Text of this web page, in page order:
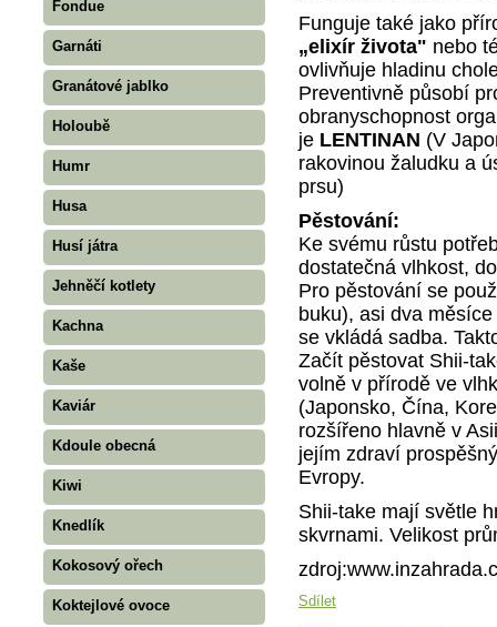
Fondue
Garnáti
Granátové jablko
Holoubě
Humr
Husa
Husí játra
Jehněčí kotlety
Kachna
Kaše
Kaviár
Kdoule obecná
Kiwi
Knedlík
Kokosový ořech
Koktejlové ovoce
Funguje také jako
„elixír života" nebo
ovlivňuje hladinu
Preventivně působí
obranyschopnost
je LENTINAN (V
rakovinou žaludku a
prsu)
Pěstování:
Ke svému růstu
dostatečná vlhkost,
Pro pěstování se
buku), asi dva
se vkládá sadba.
Začít pěstovat Shii-
volně v přírodě ve
(Japonsko, Čína,
rozšířeno hlavně v
jejím zdraví
Evropy.
Shii-take mají světle
skvrnami. Velikost
Sdílet